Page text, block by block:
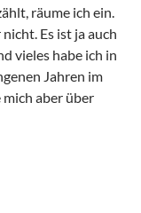
räume ich ein.
Es ist ja auch
vieles habe ich in
Jahren im
aber über